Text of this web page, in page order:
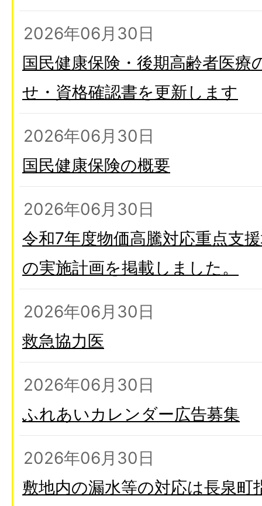
2026年06月30日
国民健康保険・後期高齢者医療
せ・資格確認書を更新します
2026年06月30日
国民健康保険の概要
2026年06月30日
令和7年度物価高騰対応重点支
の実施計画を掲載しました。
2026年06月30日
救急協力医
2026年06月30日
ふれあいカレンダー広告募集
2026年06月30日
敷地内の漏水等の対応は長泉町